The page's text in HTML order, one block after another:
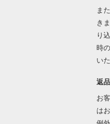
ま
き
り
時
い
返
お
は